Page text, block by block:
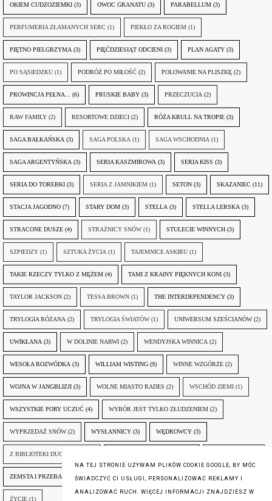
OKIEM CUDZOZIEMKI (3) OWOC GRANATU (3) PARABELLUM (3)
PERFUMERIA ZŁAMANYCH SERC (1) PIEKŁO ZA ROGIEM (1)
PIĘTNO PIELGRZYMA (3) PIĘĆDZIESIĄT ODCIENI (3) PLAN AGATY (3)
PO SĄSIEDZKU (1) PODRÓŻ PO MIŁOŚĆ (2) POLOWANIE NA PLISZKĘ (2)
PROWINCJA PEŁNA... (6) PRUSKIE BABY (3) PRZECZUCIA (2)
RAW FAMILY (2) RESORTOWE DZIECI (2) RÓŻA KRULL NA TROPIE (3)
SAGA BAŁKAŃSKA (3) SAGA POLSKA (1) SAGA WSCHODNIA (1)
SAGA ARGENTYŃSKA (3) SERIA KASZMIROWA (3) SERIA KISS (3)
SERIA DO TOREBKI (3) SERIA Z JAMNIKIEM (1) SETON (3) SKAZANIEC (11)
STACJA JAGODNO (7) STARY DOM (3) STELLA (3) STELLA LERSKA (3)
STRACONE DUSZE (4) STRAŻNICY SNÓW (1) STULECIE WINNYCH (3)
SZPIEDZY (1) SZTUKA ŻYCIA (1) TAJEMNICE ASKIRU (1)
TAKIE RZECZY TYLKO Z MĘŻEM (4) TAMI Z KRAINY PIĘKNYCH KONI (3)
TAYLOR JACKSON (2) TESSA BROWN (1) THE INTERDEPENDENCY (3)
TRYLOGIA RÓŻANA (2) TRYLOGIA ŚWIATÓW (1) UNIWERSUM SZEŚCIANÓW (2)
UWIKŁANA (3) W DOLINIE NARWI (2) WENDYJSKA WINNICA (2)
WESOŁA ROZWÓDKA (3) WILLIAM WISTING (9) WINNE WZGÓRZE (2)
WOJNA W JANGBLIZJI (3) WOLNE MIASTO RADES (2) WSCHÓD ZIEMI (1)
WSZYSTKIE PORY UCZUĆ (4) WYBÓR JEST TYLKO ZŁUDZENIEM (2)
WYPRZEDAŻ SNÓW (2) WYSŁANNICY (3) WĘDROWCY (3)
Z BIBLIOTEKI DUCHA GÓR
ZEMSTA I PRZEBACZENIE (6) ŚLADY ZBRODNI (3) ŻYCIA W ŻYCIU (3)
ŻYCIE (1)
NA TEJ STRONIE UŻYWAM PLIKÓW COOKIE GOOGLE, BY MÓC
ŚWIADCZYĆ CI USŁUGI, PERSONALIZOWAĆ REKLAMY I
ANALIZOWAĆ RUCH. WIĘCEJ INFORMACJI ZNAJDZIESZ W